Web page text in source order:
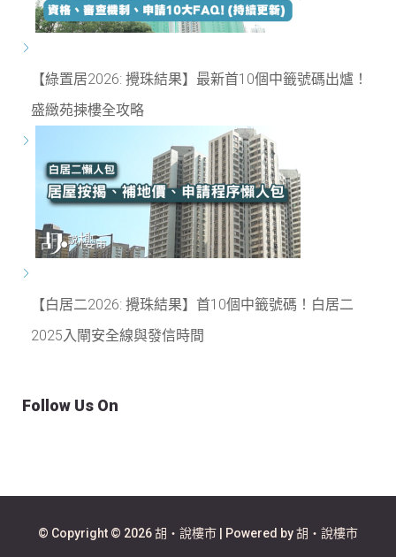
【綠置居2026: 攪珠結果】最新首10個中籤號碼出爐！
盛緻苑揀樓全攻略
【白居二2026: 攪珠結果】首10個中籤號碼！白居二
2025入閘安全線與發信時間
Follow Us On
© Copyright © 2026 胡‧說樓市 | Powered by 胡‧說樓市